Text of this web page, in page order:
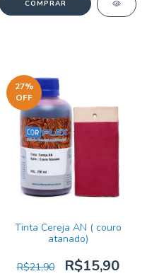
27%
OFF
Tinta Cereja AN ( couro
atanado)
R$21,90 R$15,90